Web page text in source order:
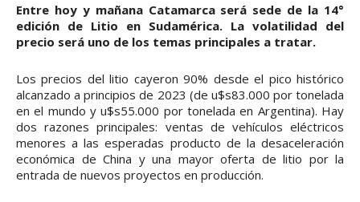
Entre hoy y mañana Catamarca será sede de la 14°
edición de Litio en Sudamérica. La volatilidad del
precio será uno de los temas principales a tratar.
Los precios del litio cayeron 90% desde el pico histórico
alcanzado a principios de 2023 (de u$s83.000 por tonelada
en el mundo y u$s55.000 por tonelada en Argentina). Hay
dos razones principales: ventas de vehículos eléctricos
menores a las esperadas producto de la desaceleración
económica de China y una mayor oferta de litio por la
entrada de nuevos proyectos en producción.